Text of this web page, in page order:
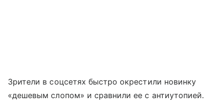
Зрители в соцсетях быстро окрестили новинку
«дешевым слопом» и сравнили ее с антиутопией.